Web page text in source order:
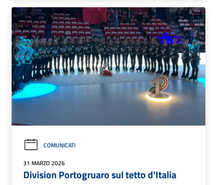
COMUNICATI
31 MARZO 2026
Division Portogruaro sul tetto d'Italia